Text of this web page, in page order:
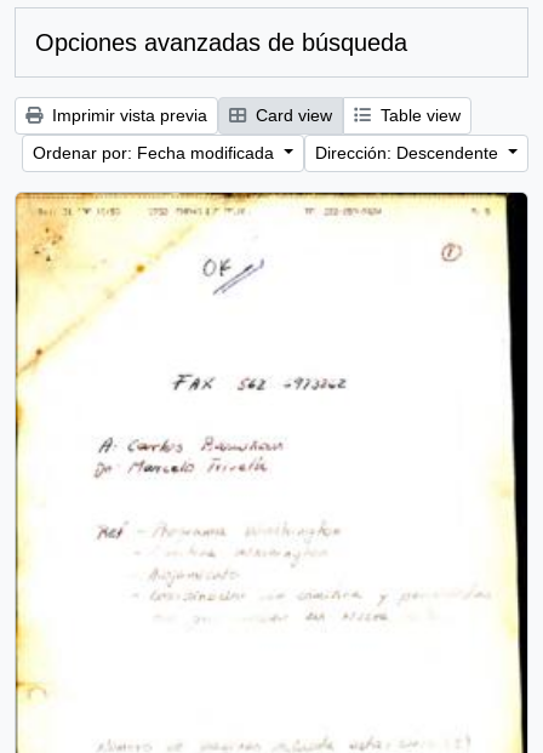
Opciones avanzadas de búsqueda
Imprimir vista previa Card view
Table view
Ordenar por: Fecha modificada
Dirección: Descendente